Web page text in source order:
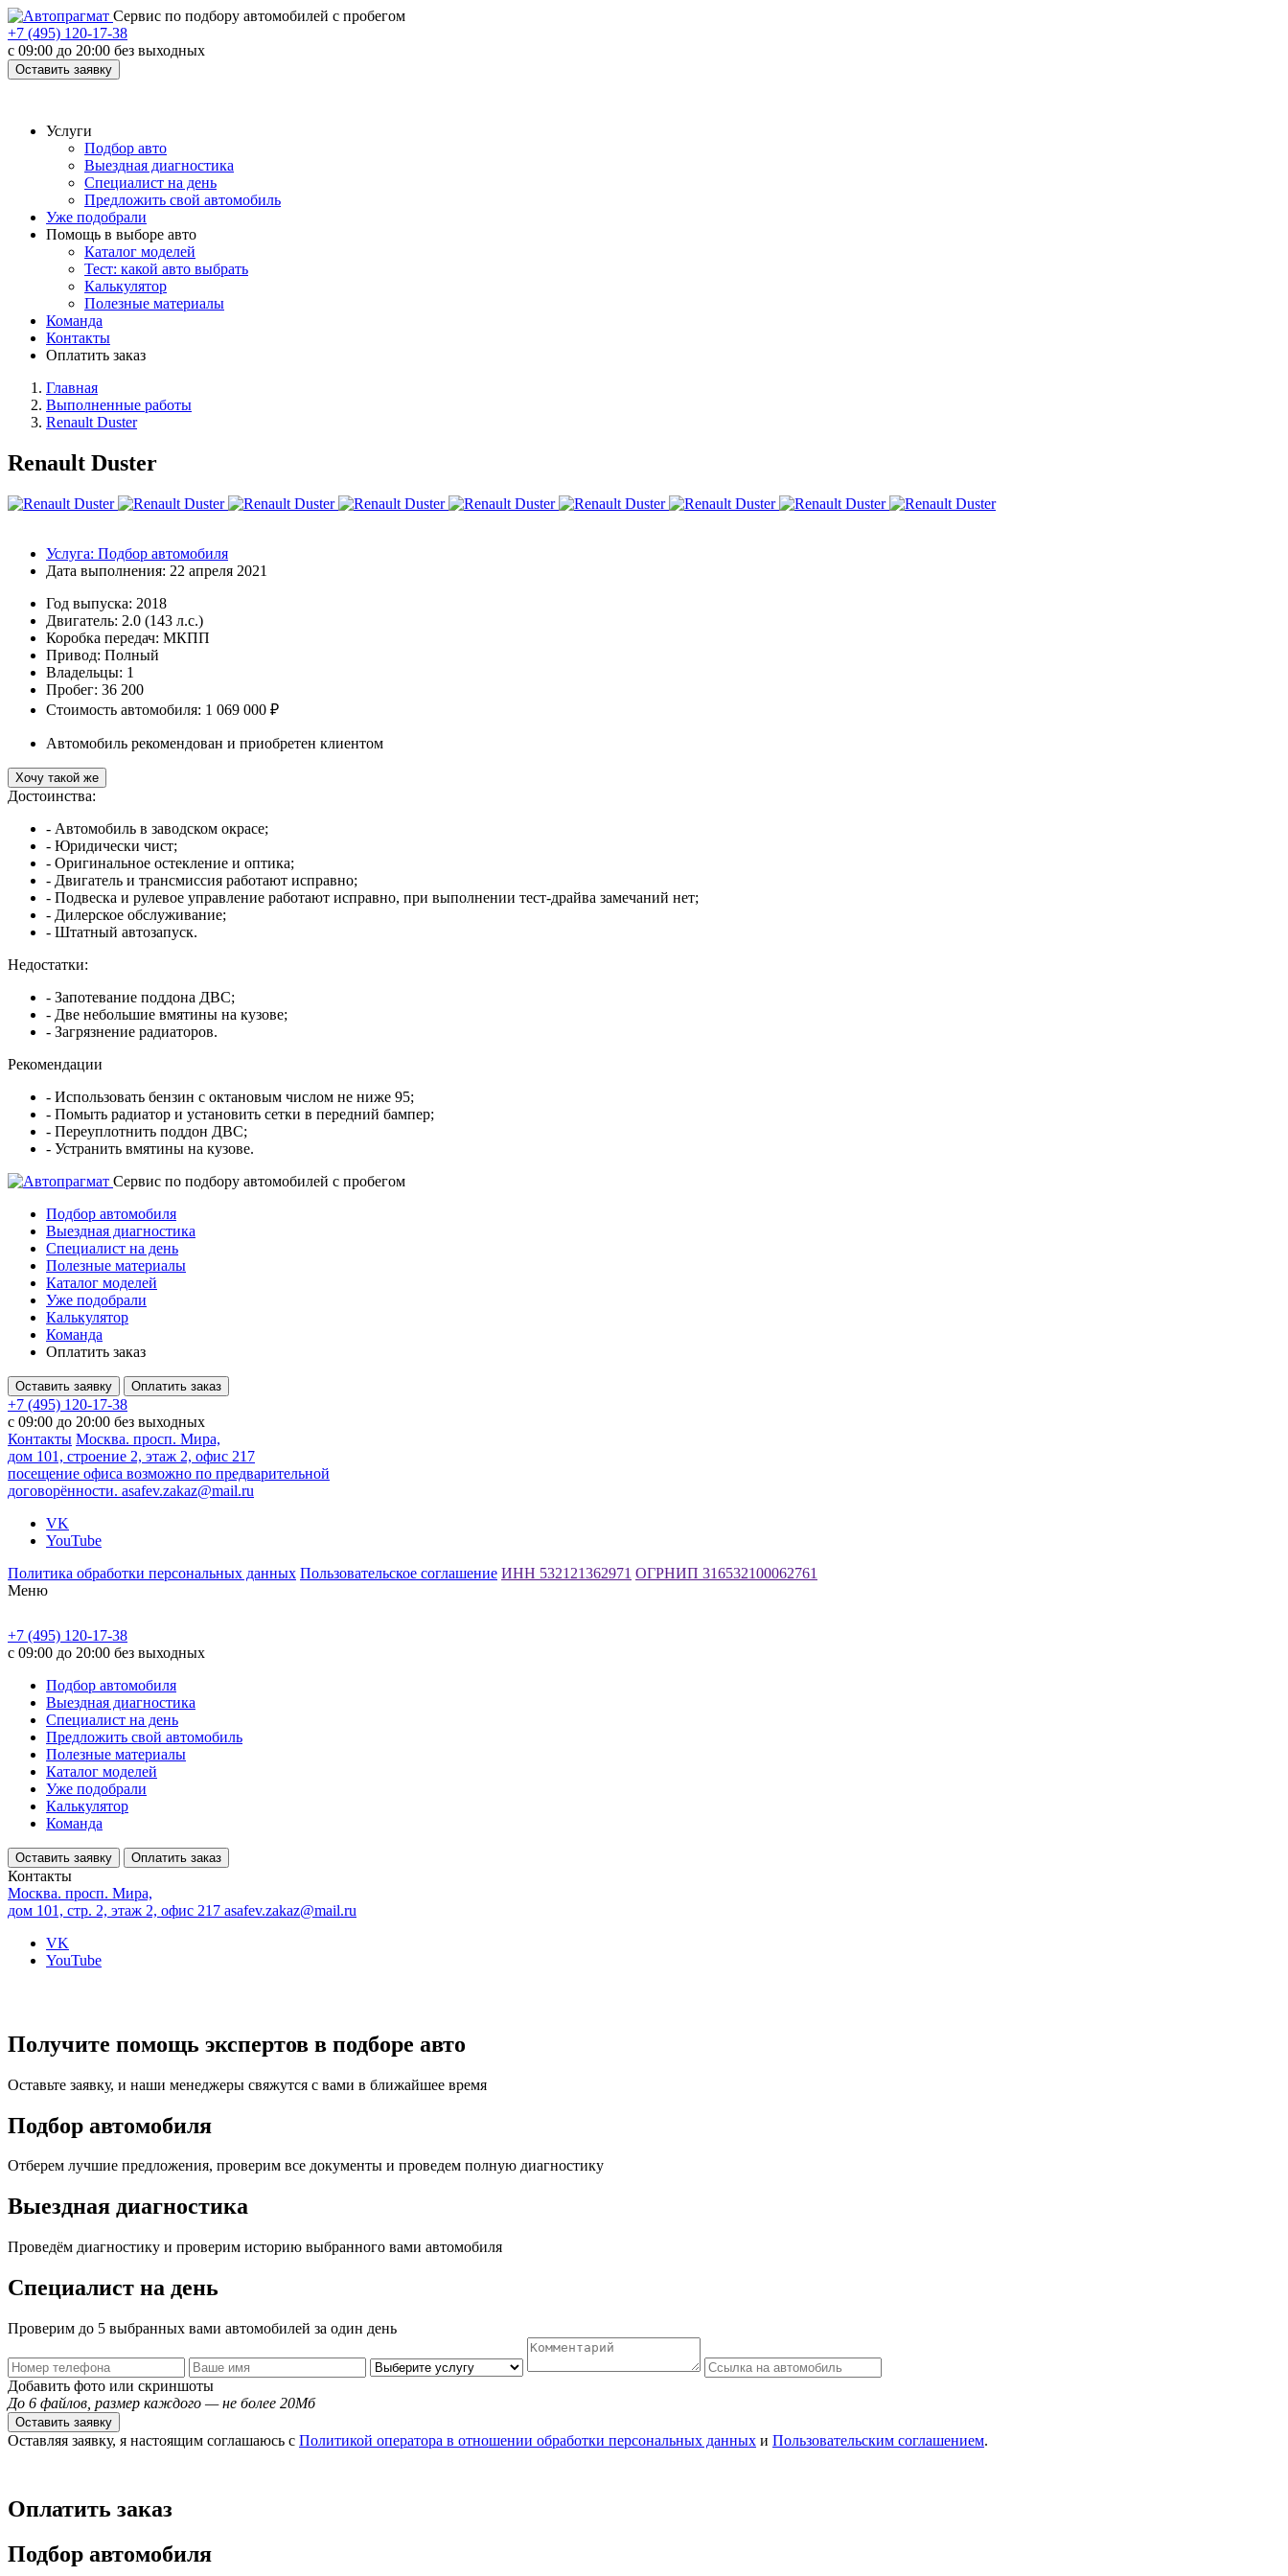
Cервис по подбору автомобилей с пробегом
+7 (495) 120-17-38
с 09:00 до 20:00 без выходных
Оставить заявку
Услуги
Подбор авто
Выездная диагностика
Специалист на день
Предложить свой автомобиль
Уже подобрали
Помощь в выборе авто
Каталог моделей
Тест: какой авто выбрать
Калькулятор
Полезные материалы
Команда
Контакты
Оплатить заказ
Главная
Выполненные работы
Renault Duster
Renault Duster
Услуга: Подбор автомобиля
Дата выполнения: 22 апреля 2021
Год выпуска: 2018
Двигатель: 2.0 (143 л.с.)
Коробка передач: МКПП
Привод: Полный
Владельцы: 1
Пробег: 36 200
Стоимость автомобиля: 1 069 000 ₽
Автомобиль рекомендован и приобретен клиентом
Хочу такой же
Достоинства:
- Автомобиль в заводском окрасе;
- Юридически чист;
- Оригинальное остекление и оптика;
- Двигатель и трансмиссия работают исправно;
- Подвеска и рулевое управление работают исправно, при выполнении тест-драйва замечаний нет;
- Дилерское обслуживание;
- Штатный автозапуск.
Недостатки:
- Запотевание поддона ДВС;
- Две небольшие вмятины на кузове;
- Загрязнение радиаторов.
Рекомендации
- Использовать бензин с октановым числом не ниже 95;
- Помыть радиатор и установить сетки в передний бампер;
- Переуплотнить поддон ДВС;
- Устранить вмятины на кузове.
Cервис по подбору автомобилей с пробегом
Подбор автомобиля
Выездная диагностика
Специалист на день
Полезные материалы
Каталог моделей
Уже подобрали
Калькулятор
Команда
Оплатить заказ
Оставить заявку Оплатить заказ
+7 (495) 120-17-38
с 09:00 до 20:00 без выходных
Контакты Москва. просп. Мира,
дом 101, строение 2, этаж 2, офис 217
посещение офиса возможно по предварительной
договорённости. asafev.zakaz@mail.ru
VK
YouTube
Политика обработки персональных данных Пользовательское соглашение ИНН 532121362971 ОГРНИП 316532100062761
Меню
+7 (495) 120-17-38
с 09:00 до 20:00 без выходных
Подбор автомобиля
Выездная диагностика
Специалист на день
Предложить свой автомобиль
Полезные материалы
Каталог моделей
Уже подобрали
Калькулятор
Команда
Оставить заявку Оплатить заказ
Контакты
Москва. просп. Мира,
дом 101, стр. 2, этаж 2, офис 217 asafev.zakaz@mail.ru
VK
YouTube
Получите помощь экспертов в подборе авто
Оставьте заявку, и наши менеджеры свяжутся с вами в ближайшее время
Подбор автомобиля
Отберем лучшие предложения, проверим все документы и проведем полную диагностику
Выездная диагностика
Проведём диагностику и проверим историю выбранного вами автомобиля
Специалист на день
Проверим до 5 выбранных вами автомобилей за один день
Добавить фото или скриншоты
До 6 файлов, размер каждого — не более 20Мб
Оставить заявку
Оставляя заявку, я настоящим соглашаюсь с Политикой оператора в отношении обработки персональных данных и Пользовательским соглашением.
Оплатить заказ
Подбор автомобиля